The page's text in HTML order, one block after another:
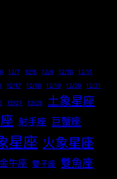
12/7 12/8 12/9 12/10
12/11
12/17 12/18 12/19 12/20 12/21
12/27 12/28 土象星座
射手座 巨蟹座
星座 火象星座
牛座 雙子座 雙魚座